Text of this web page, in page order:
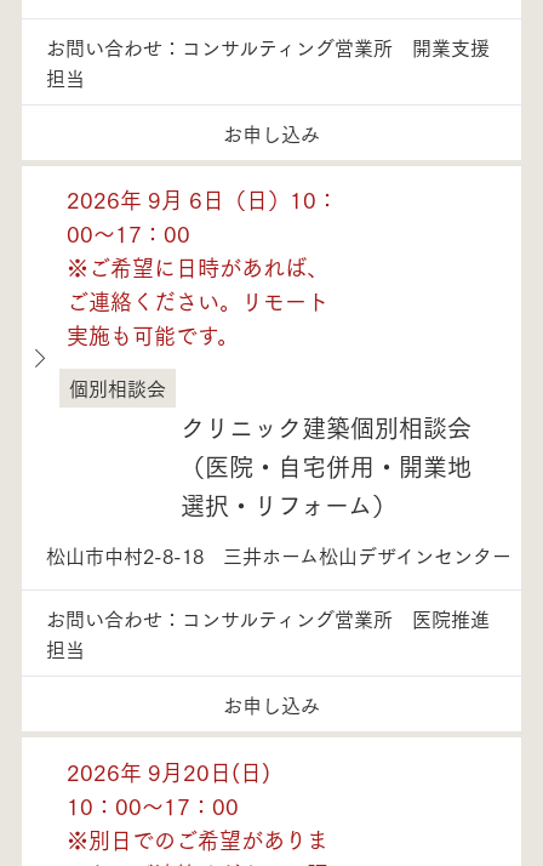
モデルハウス紹介・
オンライン相談 土地を探す 全国エリア情報
お問い合わせ：コンサルティング営業所 開業支援
担当
お申し込み
2026年 9月 6日（日）10：
00～17：00
※ご希望に日時があれば、
ご連絡ください。リモート
実施も可能です。
愛媛県
個別相談会
クリニック建築個別相談会
（医院・自宅併用・開業地
選択・リフォーム）
松山市中村2-8-18 三井ホーム松山デザインセンター
お問い合わせ：コンサルティング営業所 医院推進
担当
お申し込み
2026年 9月20日(日)
10：00～17：00
※別日でのご希望がありま